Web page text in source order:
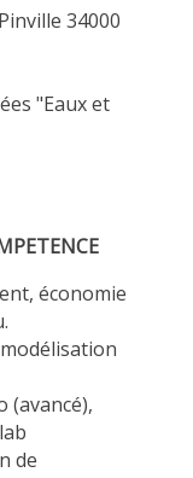
34000
"Eaux et
économie
(avancé),
de